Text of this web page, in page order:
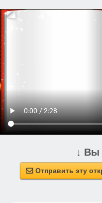
↓ Вы
 Отправить эту